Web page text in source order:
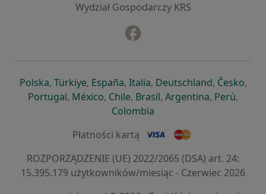
Wydział Gospodarczy KRS
Polskaotwiera się w nowej karcie
, Türkiyeotwiera się w nowej karcie
, Españaotwiera się w nowej karcie
, Italiaotwiera się w nowej
, Deutschlandotwiera się
, Česko,
Portugalotwiera się w nowej karcie
, Méxicootwiera się w nowej karcie
, Chileotwiera się w nowej karcie
, Brasilotwiera się w nowej
, Argentinaotwiera się
, Perú,
Colombia
Płatności kartą
ROZPORZĄDZENIE (UE) 2022/2065 (DSA) art. 24:
15.395.179 użytkowników/miesiąc - Czerwiec 2026